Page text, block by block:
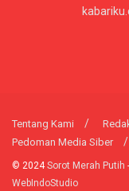
Tentang Kami
Pedoman Media Siber
© 2024Sorot Merah Putih
WebIndoStudio